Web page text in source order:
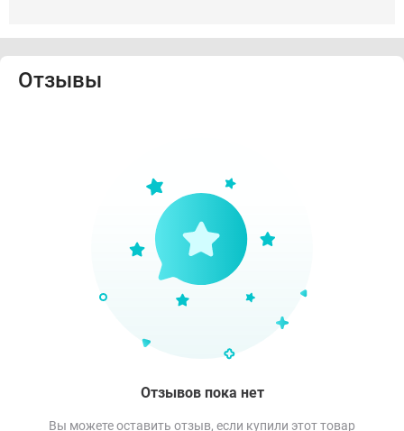
Отзывы
Отзывов пока нет
Вы можете оставить отзыв, если купили этот товар